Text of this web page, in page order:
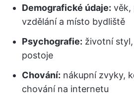
Demografické údaje: věk,
vzdělání a místo bydliště
Psychografie: životní
postoje
Chování: nákupní zvyky,
chování na internetu